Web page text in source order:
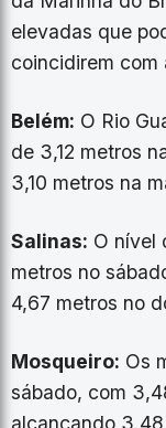
elevadas que
coincidirem com
Belém: O Rio
de 3,12 metros
3,10 metros na
Salinas: O nível
metros no
4,67 metros no
Mosqueiro: Os
sábado, com